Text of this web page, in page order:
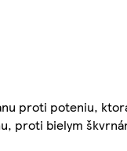
proti poteniu,
proti bielym